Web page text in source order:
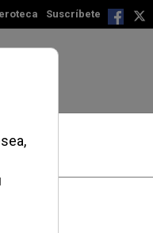
Suscríbete